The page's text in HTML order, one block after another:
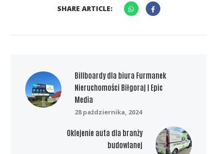
SHARE ARTICLE:
Billboardy dla biura Furmanek
Nieruchomości Biłgoraj | Epic
Media
28 października, 2024
Oklejenie auta dla branży
budowlanej